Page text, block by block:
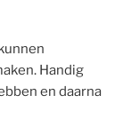
Handig
en daarna